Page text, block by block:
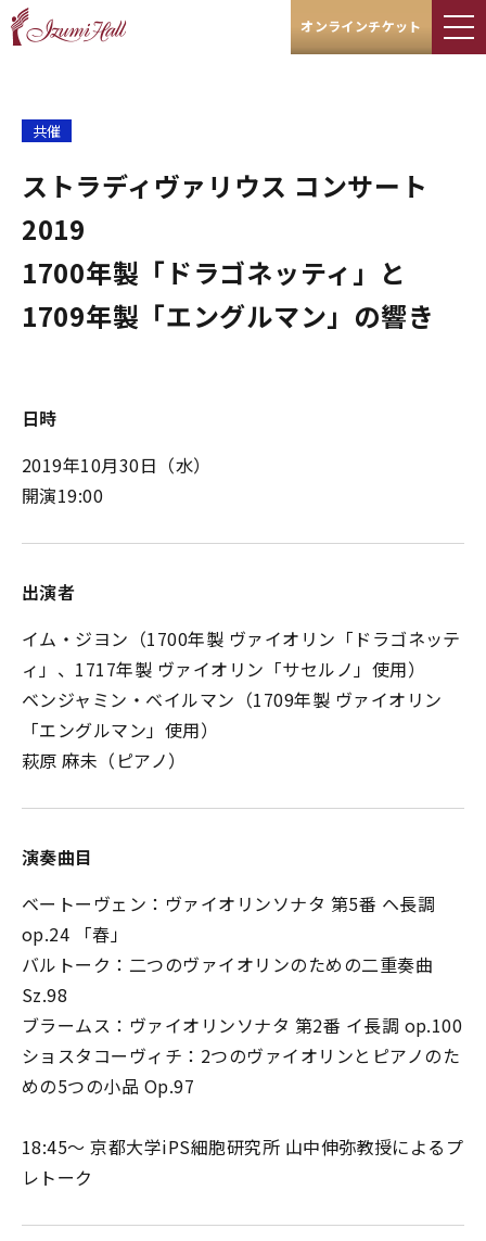
オンラインチケット
共催
ストラディヴァリウス コンサート
2019
1700年製「ドラゴネッティ」と
1709年製「エングルマン」の響き
日時
2019年10月30日（水）
開演19:00
出演者
イム・ジヨン（1700年製 ヴァイオリン「ドラゴネッテ
ィ」、1717年製 ヴァイオリン「サセルノ」使用）
ベンジャミン・ベイルマン（1709年製 ヴァイオリン
「エングルマン」使用）
萩原 麻未（ピアノ）
演奏曲目
ベートーヴェン：ヴァイオリンソナタ 第5番 ヘ長調
op.24 「春」
バルトーク：二つのヴァイオリンのための二重奏曲
Sz.98
ブラームス：ヴァイオリンソナタ 第2番 イ長調 op.100
ショスタコーヴィチ：2つのヴァイオリンとピアノのた
めの5つの小品 Op.97
18:45～ 京都大学iPS細胞研究所 山中伸弥教授によるプ
レトーク